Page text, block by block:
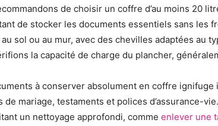
de choisir un coffre d’au moins 20
de stocker les documents essentiels sans les
sol ou au mur, avec des chevilles adaptées au
la capacité de charge du plancher,
à conserver absolument en coffre ignifuge
de mariage, testaments et polices d’assurance-
un nettoyage approfondi, comme enlever une